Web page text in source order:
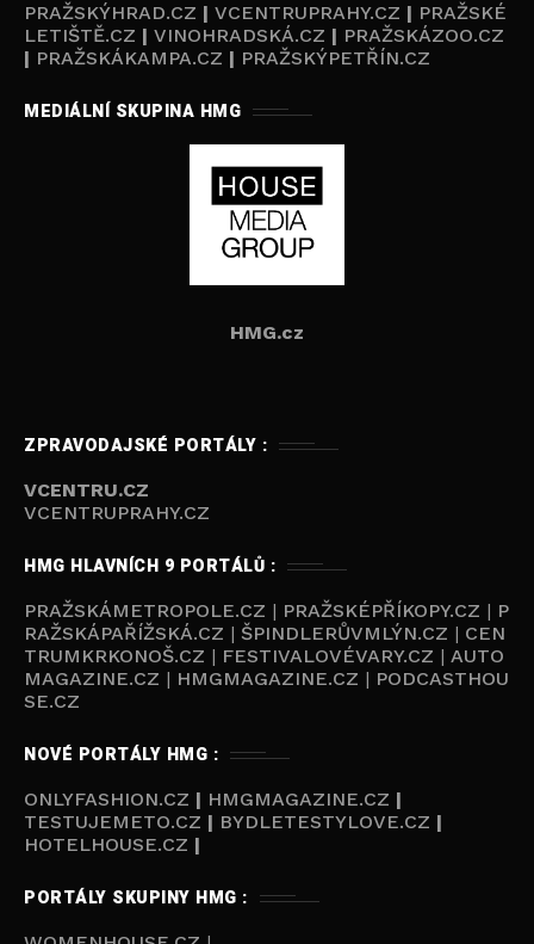
PRAŽSKÝHRAD.CZ | VCENTRUPRAHY.CZ | PRAŽSKÉ
LETIŠTĚ.CZ | VINOHRADSKÁ.CZ | PRAŽSKÁZOO.CZ
| PRAŽSKÁKAMPA.CZ | PRAŽSKÝPETŘÍN.CZ
MEDIÁLNÍ SKUPINA HMG
HMG.cz
ZPRAVODAJSKÉ PORTÁLY :
VCENTRU.CZ
VCENTRUPRAHY.CZ
HMG HLAVNÍCH 9 PORTÁLŮ :
PRAŽSKÁMETROPOLE.CZ | PRAŽSKÉPŘÍKOPY.CZ | P
RAŽSKÁPAŘÍŽSKÁ.CZ | ŠPINDLERŮVMLÝN.CZ | CEN
TRUMKRKONOŠ.CZ | FESTIVALOVÉVARY.CZ | AUTO
MAGAZINE.CZ | HMGMAGAZINE.CZ | PODCASTHOU
SE.CZ
NOVÉ PORTÁLY HMG :
ONLYFASHION.CZ | HMGMAGAZINE.CZ |
TESTUJEMETO.CZ | BYDLETESTYLOVE.CZ |
HOTELHOUSE.CZ |
PORTÁLY SKUPINY HMG :